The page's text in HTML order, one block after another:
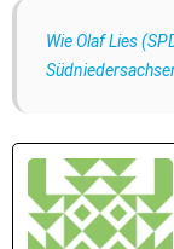
Wie Olaf Lies